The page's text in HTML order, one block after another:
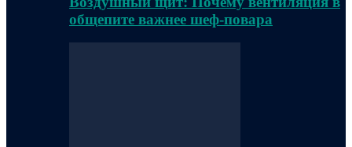
общепите важнее шеф-повара